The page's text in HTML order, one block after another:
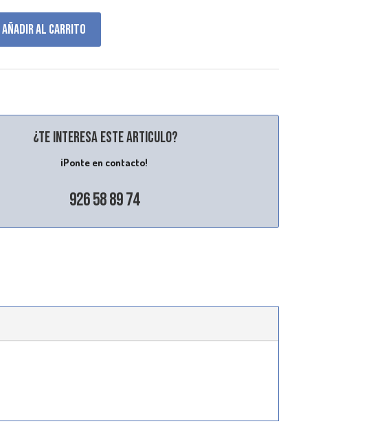
Añadir al carrito
¿Te interesa este articulo?
¡Ponte en contacto!
926 58 89 74